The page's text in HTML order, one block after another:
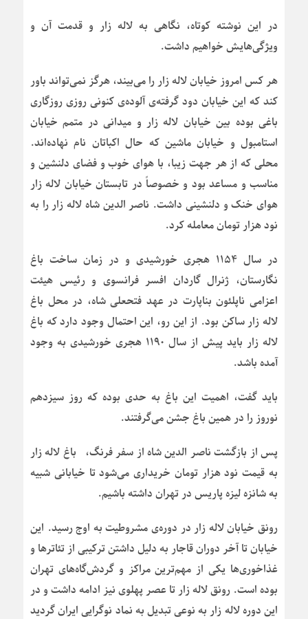
در این نوشته کوتاه، نگاهی به لاله زار و قدمت آن و
ویژگی‌هایش خواهیم داشت.
هر کس امروز خیابان لاله زار را می‌بیند، هرگز نمی‌تواند باور
کند که این خیابان دود گرفته‌ی آلوده‌ی کنونی روزی روزگاری
باغی بوده بین خیابان لاله زار و میدانی در متمم خیابان
استامبول و خیابان ماشین که حال اکباتان نام نهاده‌اند.
محلی که از هر جهت زیبا، با هوای خوب و فضای دلنشین و
مناسب و مساعد بود و خصوصاً در تابستان خیابان لاله زار
هوای خنک و دلنشینی داشت. ناصر الدین شاه لاله زار را به
نود هزار تومان معامله کرد.
در سال ۱۱۵۴ هجری خورشیدی و در زمان ساخت باغ
نگارستان، ژنرال گاردان افسر فرانسوی و رئیس هیئت
اعزامی ناپلئون بناپارت در عهد فتحعلی شاه، در محل باغ
لاله زار ساکن بود. از این رو، این احتمال وجود دارد که باغ
لاله زار باید پیش از سال ۱۱۹۰ هجری خورشیدی به وجود
آمده باشد.
باید گفت، اهمیت این باغ به حدی بوده که روز سیزدهم
نوروز را در همین باغ جشن می‌گرفتند.
پس از بازگشت ناصر الدین شاه از سفر فرنگ، باغ لاله زار
به قیمت نود هزار تومان خریداری می‌شود تا خیابانی شبیه
به شانزه لیزه پاریس در تهران داشته باشیم.
رونق خیابان لاله زار در دوره‌ی مشروطیت به اوج رسید. این
خیابان تا آخر دوران قاجار به دلیل داشتن ترکیبی از تئاترها و
غذاخوری‌ها یکی از مهم‌ترین مراکز و گردش‌گاه‌های تهران
بوده است. رونق لاله زار تا عصر پهلوی نیز ادامه داشت و در
این دوره لاله زار به نوعی تبدیل به نماد نوگرایی ایران گردید